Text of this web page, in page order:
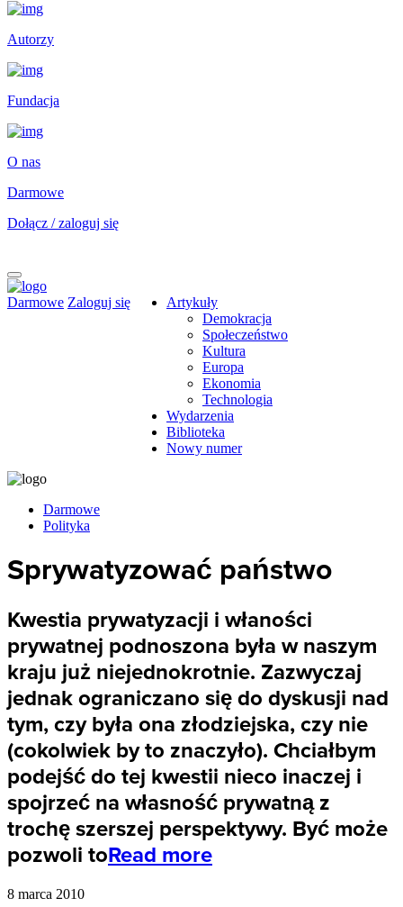
Autorzy
Fundacja
O nas
Darmowe
Dołącz / zaloguj się
Darmowe Zaloguj się
Artykuły
Demokracja
Społeczeństwo
Kultura
Europa
Ekonomia
Technologia
Wydarzenia
Biblioteka
Nowy numer
Darmowe
Polityka
Sprywatyzować państwo
Kwestia prywatyzacji i właności
prywatnej podnoszona była w naszym
kraju już niejednokrotnie. Zazwyczaj
jednak ograniczano się do dyskusji nad
tym, czy była ona złodziejska, czy nie
(cokolwiek by to znaczyło). Chciałbym
podejść do tej kwestii nieco inaczej i
spojrzeć na własność prywatną z
trochę szerszej perspektywy. Być może
pozwoli toRead more
8 marca 2010